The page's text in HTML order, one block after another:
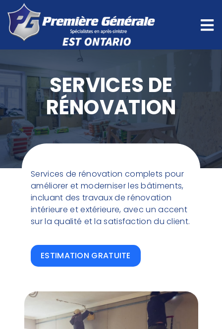
SERVICES DE
RÉNOVATION
Services de rénovation complets pour
améliorer et moderniser les bâtiments,
incluant des travaux de rénovation
intérieure et extérieure, avec un accent
sur la qualité et la satisfaction du client.
ESTIMATION GRATUITE